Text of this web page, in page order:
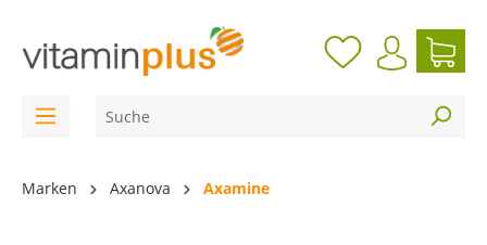
Marken Axanova Axamine